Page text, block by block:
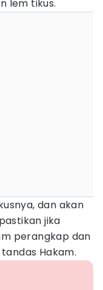
lem tikus.
dan akan
jika
perangkap dan
Hakam.